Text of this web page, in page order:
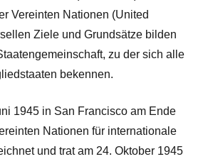
Vereinten Nationen (United
Ziele und Grundsätze bilden
zu der sich alle
bekennen.
1945 in San Francisco am Ende
Nationen für internationale
und trat am 24. Oktober 1945